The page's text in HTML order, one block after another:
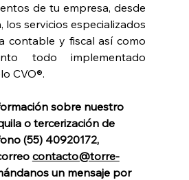
de tu empresa, desde
los servicios especializados
contable y fiscal así como
todo implementado
CVO®.
sobre nuestro
o tercerización de
(55) 40920172,
contacto@torre-
un mensaje por